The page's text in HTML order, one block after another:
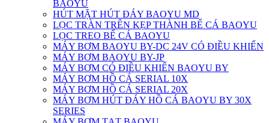
BAOYU
HÚT MẶT HÚT ĐÁY BAOYU MD
LỌC TRÀN TRÊN KẸP THÀNH BỂ CÁ BAOYU
LỌC TREO BỂ CÁ BAOYU
MÁY BƠM BAOYU BY-DC 24V CÓ ĐIỀU KHIỂN
MÁY BƠM BAOYU BY-JP
MÁY BƠM CÓ ĐIỀU KHIỂN BAOYU BY
MÁY BƠM HỒ CÁ SERIAL 10X
MÁY BƠM HỒ CÁ SERIAL 20X
MÁY BƠM HÚT ĐÁY HỒ CÁ BAOYU BY 30X
SERIES